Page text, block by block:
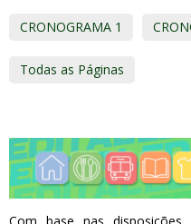
CRONOGRAMA 1
Todas as Páginas